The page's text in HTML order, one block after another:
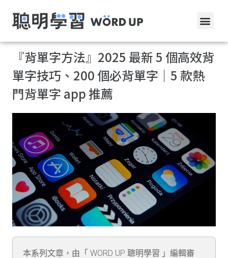
『背單字方法』2025 最新 5 個高效背
單字技巧、200 個必背單字｜5 款熱
門背單字 app 推薦
本系列文章，由「 WORD UP 聰明學習 」編輯審